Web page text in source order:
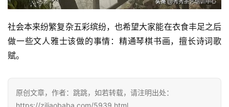
社会本来纷繁复杂五彩缤纷，也希望大家能在衣食丰足之后
做一些文人雅士该做的事情：精通琴棋书画，擅长诗词歌
赋。
原创文章，作者：跳跳，如若转载，请注明出处：
https://ziliaobaba.com/5939.html